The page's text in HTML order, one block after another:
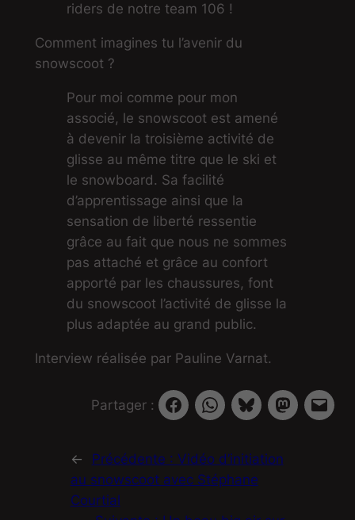
riders de notre team 106 !
Comment imagines tu l’avenir du
snowscoot ?
Pour moi comme pour mon
associé, le snowscoot est amené
à devenir la troisième activité de
glisse au même titre que le ski et
le snowboard. Sa facilité
d’apprentissage ainsi que la
sensation de liberté ressentie
grâce au fait que nous ne sommes
pas attaché et grâce au confort
apporté par les chaussures, font
du snowscoot l’activité de glisse la
plus adaptée au grand public.
Interview réalisée par Pauline Varnat.
Partager :
← Précédente : Vidéo d’initiation
au snowscoot avec Stéphane
Courtial